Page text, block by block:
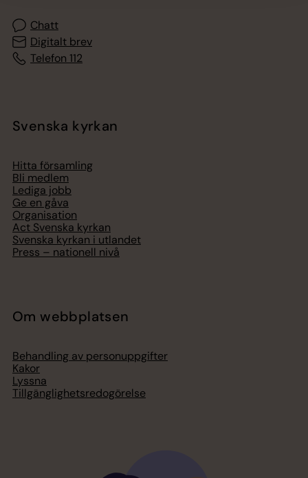
Chatt
Digitalt brev
Telefon 112
Svenska kyrkan
Hitta församling
Bli medlem
Lediga jobb
Ge en gåva
Organisation
Act Svenska kyrkan
Svenska kyrkan i utlandet
Press – nationell nivå
Om webbplatsen
Behandling av personuppgifter
Kakor
Lyssna
Tillgänglighetsredogörelse